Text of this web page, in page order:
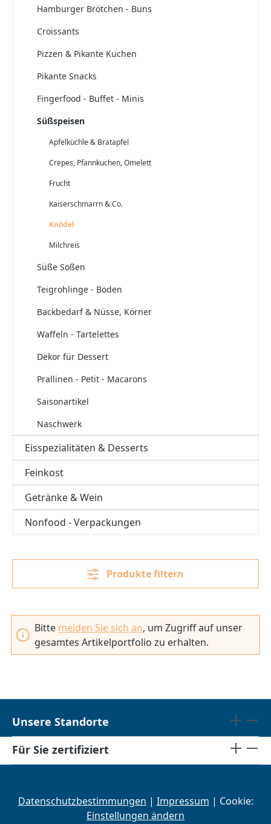
Hamburger Brötchen - Buns
Croissants
Pizzen & Pikante Kuchen
Pikante Snacks
Fingerfood - Buffet - Minis
Süßspeisen
Apfelküchle & Bratapfel
Crepes, Pfannkuchen, Omelett
Frucht
Kaiserschmarrn & Co.
Knödel
Milchreis
Süße Soßen
Teigrohlinge - Böden
Backbedarf & Nüsse, Körner
Waffeln - Tartelettes
Dekor für Dessert
Prallinen - Petit - Macarons
Saisonartikel
Naschwerk
Eisspezialitäten & Desserts
Feinkost
Getränke & Wein
Nonfood - Verpackungen
Produkte filtern
Bitte melden Sie sich an, um Zugriff auf unser
gesamtes Artikelportfolio zu erhalten.
Unsere Standorte
Für Sie zertifiziert
Datenschutzbestimmungen | Impressum | Cookie:
Einstellungen ändern